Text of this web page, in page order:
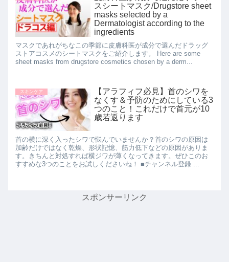
スシートマスク/Drugstore sheet
masks selected by a
Dermatologist according to the
ingredients
マスクであれがちなこの季節に皮膚科医が成分で選んだドラッグ
ストアコスメのシートマスクをご紹介します。 Here are some
sheet masks from drugstore cosmetics chosen by a derm...
スキンケア
【アラフィフ必見】首のシワを
なくす＆予防のためにしている3
つのこと！これだけで首元が10
歳若返ります
首の横に深く入ったシワで悩んでいませんか？首のシワの原因は
加齢だけではなく乾燥、形状記憶、筋力低下などの原因がありま
す。きちんと対処すれば横ジワが薄くなってきます。ぜひこのお
すすめな3つのことをお試しくださいね！ ■チャンネル登録 ...
スポンサーリンク